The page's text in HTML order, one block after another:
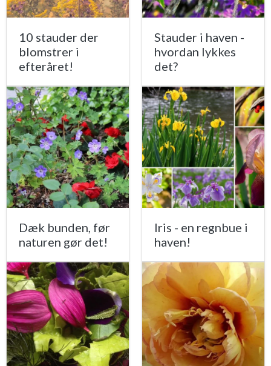
10 stauder der
blomstrer i
efteråret!
Stauder i haven -
hvordan lykkes
det?
Dæk bunden, før
naturen gør det!
Iris - en regnbue i
haven!